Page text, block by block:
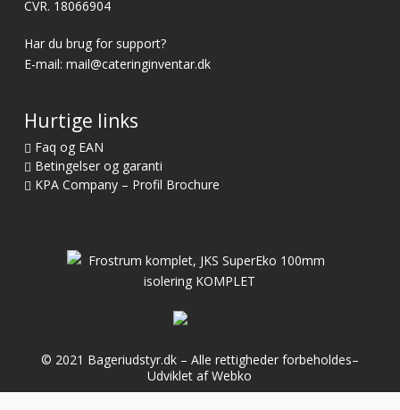
CVR. 18066904
Har du brug for support?
E-mail: mail@cateringinventar.dk
Hurtige links
Faq og EAN
Betingelser og garanti
KPA Company – Profil Brochure
© 2021 Bageriudstyr.dk – Alle rettigheder forbeholdes–
Udviklet af Webko